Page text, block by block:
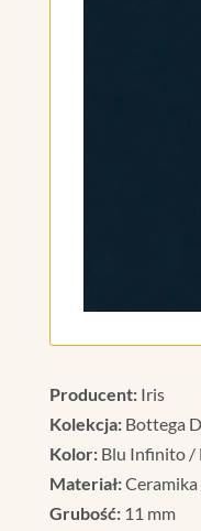
Producent:Iris
Kolekcja:Bottega
Kolor:Blu Infinito /
Materiał:Ceramika
Grubość:11 mm